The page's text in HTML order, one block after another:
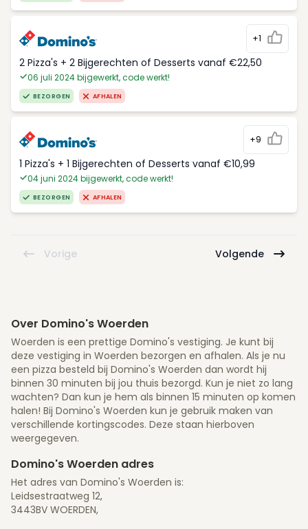
+1
2 Pizza's + 2 Bijgerechten of Desserts vanaf €22,50
06 juli 2024 bijgewerkt, code werkt!
BEZORGEN AFHALEN
+9
1 Pizza's + 1 Bijgerechten of Desserts vanaf €10,99
04 juni 2024 bijgewerkt, code werkt!
BEZORGEN AFHALEN
Vorige Volgende
Over Domino's Woerden
Woerden is een prettige Domino's vestiging. Je kunt bij
deze vestiging in Woerden bezorgen en afhalen. Als je nu
een pizza besteld bij Domino's Woerden dan wordt hij
binnen 30 minuten bij jou thuis bezorgd. Kun je niet zo lang
wachten? Dan kun je hem als binnen 15 minuten op komen
halen! Bij Domino's Woerden kun je gebruik maken van
verschillende kortingscodes. Deze staan hierboven
weergegeven.
Domino's Woerden adres
Het adres van Domino's Woerden is:
Leidsestraatweg 12,
3443BV WOERDEN,